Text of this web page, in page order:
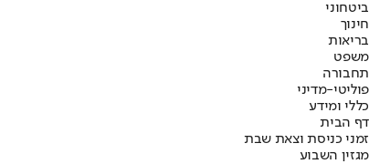
ביטחוני
חינוך
בריאות
משפט
תחבורה
פוליטי-מדיני
כללי ומידע
דף הבית
זמני כניסת וצאת שבת
מגזין השבוע